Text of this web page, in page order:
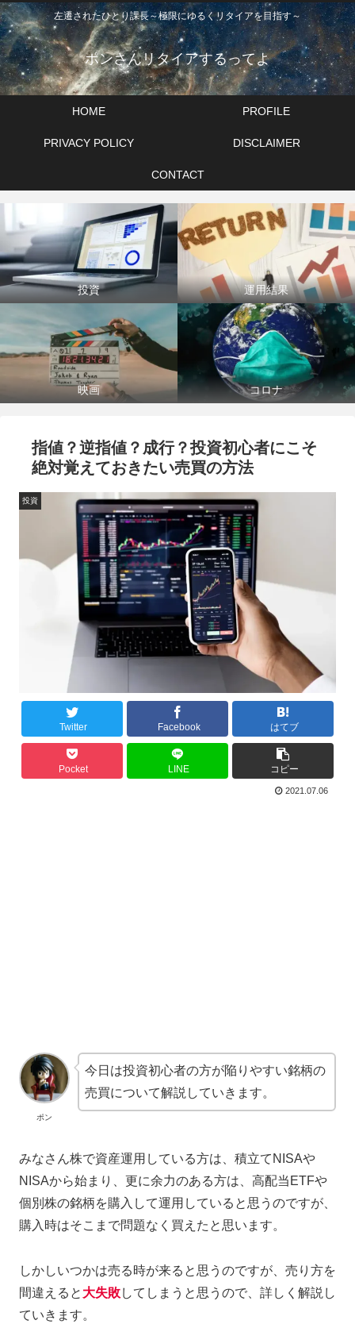
左遷されたひとり課長～極限にゆるくリタイアを目指す～
ポンさんリタイアするってよ
HOME PROFILE
PRIVACY POLICY DISCLAIMER
CONTACT
投資 運用結果
映画 コロナ
指値？逆指値？成行？投資初心者にこそ
絶対覚えておきたい売買の方法
投資
Twitter Facebook はてブ
Pocket LINE コピー
2021.07.06
ポン
今日は投資初心者の方が陥りやすい銘柄の
売買について解説していきます。
みなさん株で資産運用している方は、積立てNISAや
NISAから始まり、更に余力のある方は、高配当ETFや
個別株の銘柄を購入して運用していると思うのですが、
購入時はそこまで問題なく買えたと思います。
しかしいつかは売る時が来ると思うのですが、売り方を
間違えると 大失敗してしまうと思うので、詳しく解説し
ていきます。